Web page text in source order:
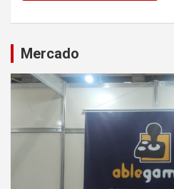
Mercado